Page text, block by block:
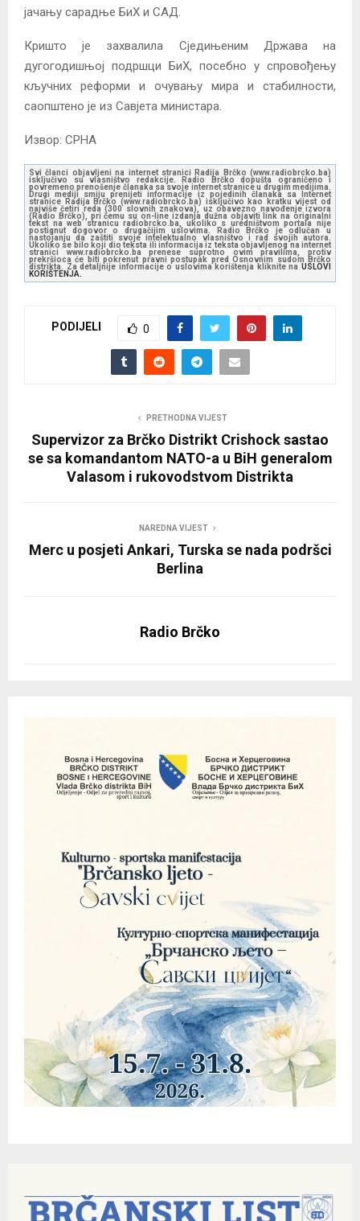
јачању сарадње БиХ и САД.
Кришто је захвалила Сједињеним Држава на
дугогодишњој подршци БиХ, посебно у спровођењу
кључних реформи и очувању мира и стабилности,
саопштено је из Савјета министара.
Извор: СРНА
Svi članci objavljeni na internet stranici Radija Brčko (www.radiobrcko.ba)
isključivo su vlasništvo redakcije. Radio Brčko dopušta ograničeno i
povremeno prenošenje članaka sa svoje internet stranice u drugim medijima.
Drugi mediji smiju prenijeti informacije iz pojedinih članaka sa Internet
stranice Radija Brčko (www.radiobrcko.ba) isključivo kao kratku vijest od
najviše četiri reda (300 slovnih znakova), uz obavezno navođenje izvora
(Radio Brčko), pri čemu su on-line izdanja dužna objaviti link na originalni
tekst na web stranicu radiobrcko.ba, ukoliko s uredništvom portala nije
postignut dogovor o drugačijim uslovima. Radio Brčko je odlučan u
nastojanju da zaštiti svoje intelektualno vlasništvo i rad svojih autora.
Ukoliko se bilo koji dio teksta ili informacija iz teksta objavljenog na internet
stranici www.radiobrcko.ba prenese suprotno ovim pravilima, protiv
prekršioca će biti pokrenut pravni postupak pred Osnovnim sudom Brčko
distrikta. Za detaljnije informacije o uslovima korištenja kliknite na USLOVI
KORIŠTENJA.
PODIJELI 0
PRETHODNA VIJEST
Supervizor za Brčko Distrikt Crishock sastao
se sa komandantom NATO-a u BiH generalom
Valasom i rukovodstvom Distrikta
NAREDNA VIJEST
Merc u posjeti Ankari, Turska se nada podršci
Berlina
Radio Brčko